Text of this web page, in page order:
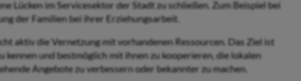
Lücken im Servicesektor der Stadt zu schließen. Zum Beispiel bei
der Familien bei ihrer Erziehungsarbeit.
aktiv die Vernetzung mit vorhandenen Ressourcen. Das Ziel ist
kennen und bestmöglich mit ihnen zu kooperieren, die lokalen
Angebote zu verbessern oder bekannter zu machen.